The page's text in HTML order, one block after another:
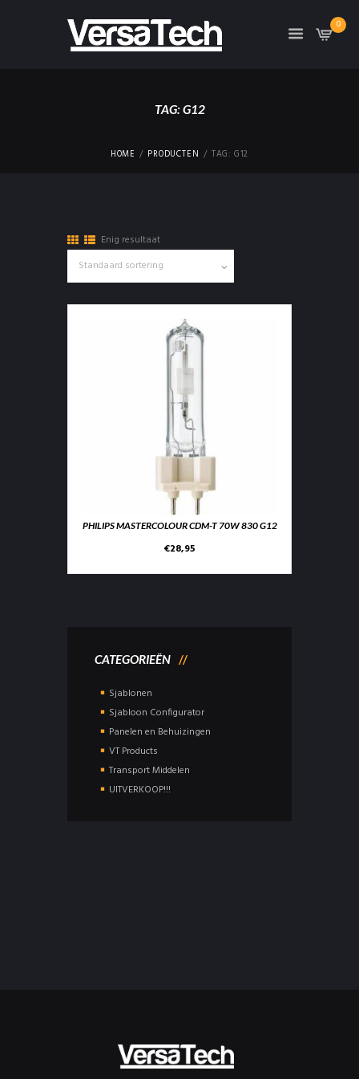
0
TAG: G12
HOME PRODUCTEN TAG: G12
Enig resultaat
PHILIPS MASTERCOLOUR CDM-T 70W 830 G12
€28,95
CATEGORIEËN
Sjablonen
Sjabloon Configurator
Panelen en Behuizingen
VT Products
Transport Middelen
UITVERKOOP!!!